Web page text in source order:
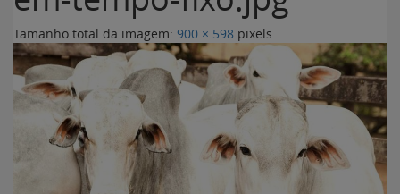
Tamanho total da imagem: 900 × 598 pixels